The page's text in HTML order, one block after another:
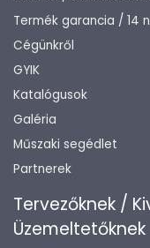
Termék garancia / 14
Cégünkről
GYIK
Katalógusok
Galéria
Műszaki segédlet
Partnerek
Tervezőknek /
Üzemeltetőknek